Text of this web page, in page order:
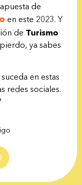
de
en este 2023. Y
de Turismo
ya sabes
en estas
redes sociales.